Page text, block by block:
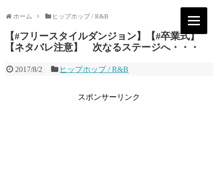
ホーム ヒップホップ / R&B
【#フリースタイルダンジョン】【#卒業式】
【ネタバレ注意】 次なるステージへ・・・
2017/8/2 ヒップホップ / R&B
スポンサーリンク